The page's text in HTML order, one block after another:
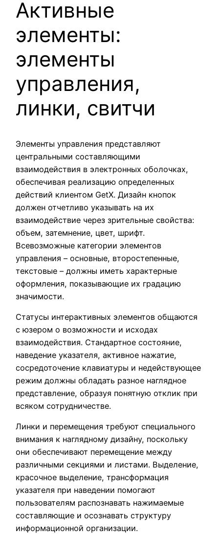
Активные
элементы:
элементы
управления,
линки, свитчи
Элементы управления представляют
центральными составляющими
взаимодействия в электронных оболочках,
обеспечивая реализацию определенных
действий клиентом GetX. Дизайн кнопок
должен отчетливо указывать на их
взаимодействие через зрительные свойства:
объем, затемнение, цвет, шрифт.
Всевозможные категории элементов
управления – основные, второстепенные,
текстовые – должны иметь характерные
оформления, показывающие их градацию
значимости.
Статусы интерактивных элементов общаются
с юзером о возможности и исходах
взаимодействия. Стандартное состояние,
наведение указателя, активное нажатие,
сосредоточение клавиатуры и недействующее
режим должны обладать разное наглядное
представление, образуя понятную отклик при
всяком сотрудничестве.
Линки и перемещения требуют специального
внимания к наглядному дизайну, поскольку
они обеспечивают перемещение между
различными секциями и листами. Выделение,
красочное выделение, трансформация
указателя при наведении помогают
пользователям распознавать нажимаемые
составляющие и осознавать структуру
информационной организации.